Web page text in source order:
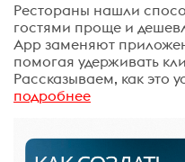
Рестораны нашли
гостями проще и
App заменяют
помогая удерживать
Рассказываем, как это
подробнее